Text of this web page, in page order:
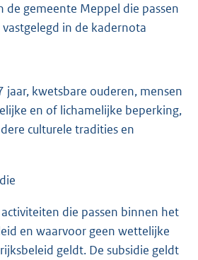
de gemeente Meppel die passen
in de kadernota
jaar, kwetsbare ouderen, mensen
en of lichamelijke beperking,
culturele tradities en
die passen binnen het
en waarvoor geen wettelijke
geldt. De subsidie geldt